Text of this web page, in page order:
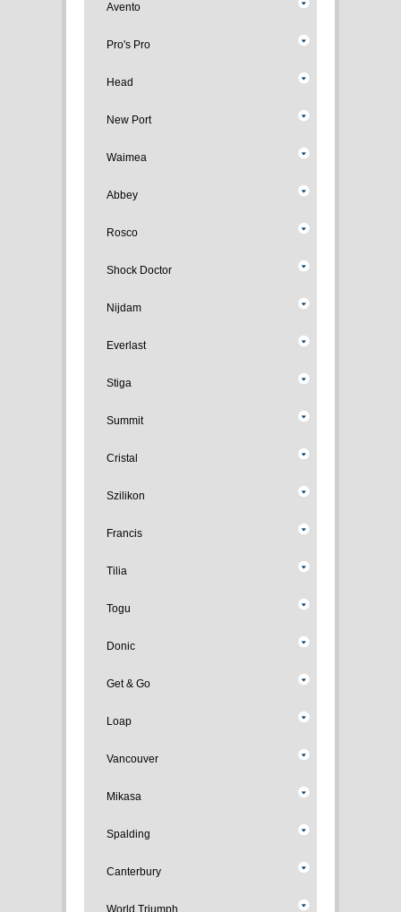
Avento
Pro's Pro
Head
New Port
Waimea
Abbey
Rosco
Shock Doctor
Nijdam
Everlast
Stiga
Summit
Cristal
Szilikon
Francis
Tilia
Togu
Donic
Get & Go
Loap
Vancouver
Mikasa
Spalding
Canterbury
World Triumph